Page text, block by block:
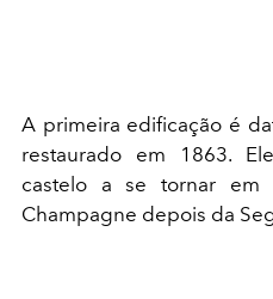
A primeira edificação é
restaurado em 1863.
castelo a se tornar
Champagne depois da